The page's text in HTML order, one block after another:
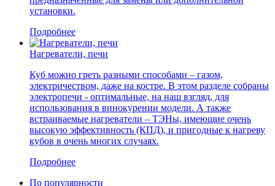
установки.
Подробнее
Нагреватели, печи
Куб можно греть разными способами – газом,
электричеством, даже на костре. В этом разделе собраны
электропечи - оптимальные, на наш взгляд, для
использования в винокурении модели. А также
встраиваемые нагреватели – ТЭНы, имеющие очень
высокую эффективность (КПД), и пригодные к нагреву
кубов в очень многих случаях.
Подробнее
По популярности